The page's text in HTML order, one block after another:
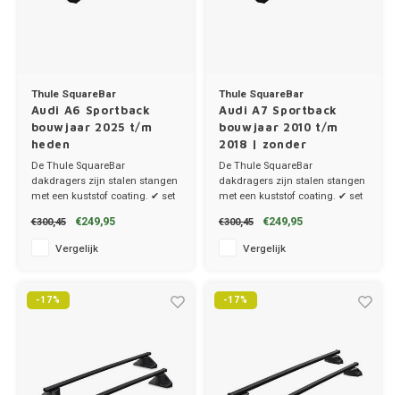
Thule SquareBar
Audi A6 Sportback
bouwjaar 2025 t/m
heden
De Thule SquareBar
dakdragers zijn stalen stangen
met een kuststof coating. ✔ set
3.2cm
€300,45 €249,95
Vergelijk
Thule SquareBar
Audi A7 Sportback
bouwjaar 2010 t/m
2018 | zonder
dakrailing
De Thule SquareBar
dakdragers zijn stalen stangen
met een kuststof coating. ✔ set
3.2cm
€300,45 €249,95
Vergelijk
-17% -17%